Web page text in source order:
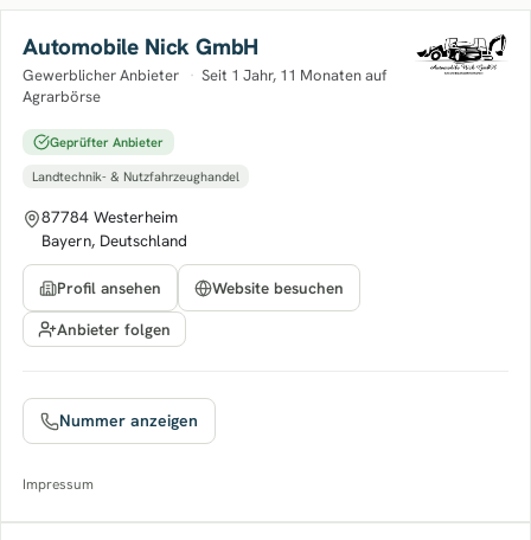
Automobile Nick GmbH
Gewerblicher Anbieter · Seit 1 Jahr, 11 Monaten auf
Agrarbörse
Geprüfter Anbieter
Landtechnik- & Nutzfahrzeughandel
87784 Westerheim
Bayern, Deutschland
Profil ansehen
Website besuchen
Anbieter folgen
Nummer anzeigen
Impressum